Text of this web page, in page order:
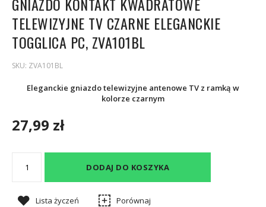
TELEWIZYJNE TV CZARNE ELEGANCKIE
TOGGLICA PC, ZVA101BL
SKU: ZVA101BL
Eleganckie gniazdo telewizyjne antenowe TV z ramką w
kolorze czarnym
27,99 zł
DODAJ DO KOSZYKA
Lista życzeń Porównaj